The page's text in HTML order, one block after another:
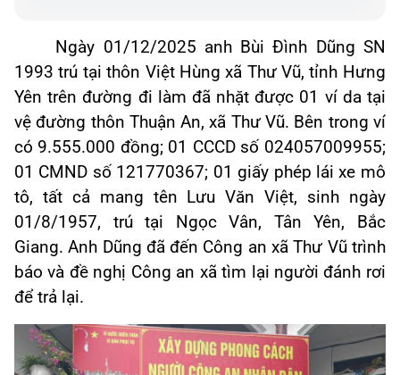
Ngày 01/12/2025 anh Bùi Đình Dũng SN
1993 trú tại thôn Việt Hùng xã Thư Vũ, tỉnh Hưng
Yên trên đường đi làm đã nhặt được 01 ví da tại
vệ đường thôn Thuận An, xã Thư Vũ. Bên trong ví
có 9.555.000 đồng; 01 CCCD số 024057009955;
01 CMND số 121770367; 01 giấy phép lái xe mô
tô, tất cả mang tên Lưu Văn Việt, sinh ngày
01/8/1957, trú tại Ngọc Vân, Tân Yên, Bắc
Giang. Anh Dũng đã đến Công an xã Thư Vũ trình
báo và đề nghị Công an xã tìm lại người đánh rơi
để trả lại.